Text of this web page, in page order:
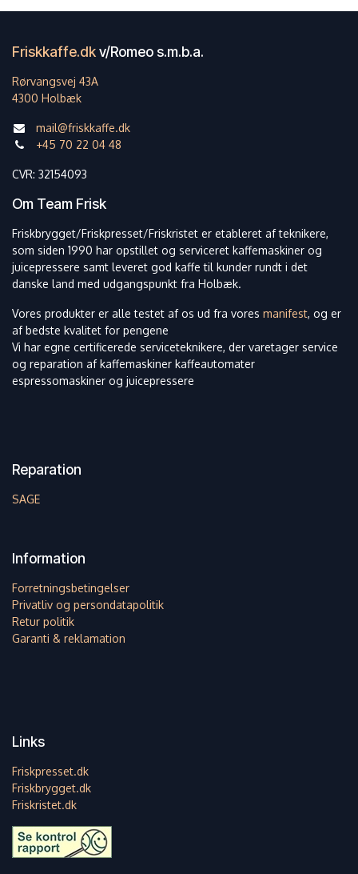
Friskkaffe.dkv/Romeo s.m.b.a.
Rørvangsvej 43A
4300 Holbæk
mail@friskkaffe.dk
+45 70 22 04 48
CVR: 32154093
Om Team Frisk
Friskbrygget/Friskpresset/Friskristet er etableret af teknikere,
som siden 1990 har opstillet og serviceret kaffemaskiner og
juicepressere samt leveret god kaffe til kunder rundt i det
danske land med udgangspunkt fra Holbæk.
Vores produkter er alle testet af os ud fra vores manifest, og er
af bedste kvalitet for pengene
Vi har egne certificerede serviceteknikere, der varetager service
og reparation af kaffemaskiner kaffeautomater
espressomaskiner og juicepressere
Reparation
SAGE
Information
Forretningsbetingelser
Privatliv og persondatapolitik
Retur politik
Garanti & reklamation
Links
Friskpresset.dk
Friskbrygget.dk
Friskristet.dk